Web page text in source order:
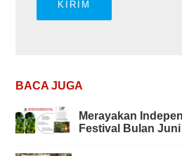
BACA JUGA
Merayakan
Festival Bulan Juni